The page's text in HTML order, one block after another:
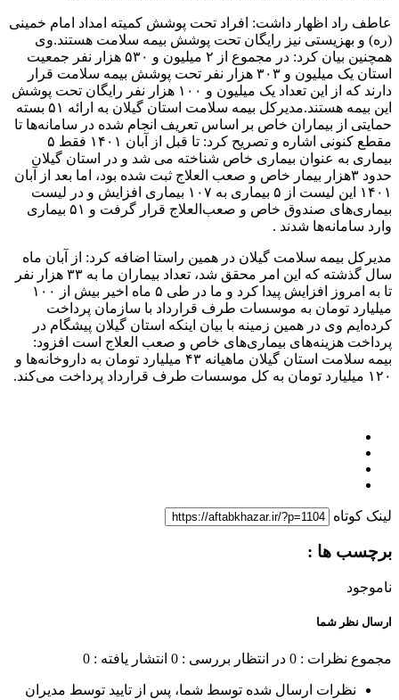
عاطف راد اظهار داشت: افراد تحت پوشش کمیته امداد امام خمینی
(ره) و بهزیستی نیز رایگان تحت پوشش بیمه سلامت هستند.وی
همچنین بیان کرد: در مجموع از ۲ میلیون و ۵۳۰ هزار نفر جمعیت
استان یک میلیون و ۳۰۳ هزار نفر تحت پوشش بیمه سلامت قرار
دارند که از این تعداد یک میلیون و ۱۰۰ هزار نفر رایگان تحت پوشش
این بیمه هستند.مدیرکل بیمه سلامت استان گیلان به ارائه ۵۱ بسته
حمایتی از بیماران خاص بر اساس تعریف انجام شده در سامانه‌ها تا
مقطع کنونی اشاره و تصریح کرد: تا قبل از آبان ۱۴۰۱ فقط ۵
بیماری به عنوان بیماری خاص شناخته می شد و در استان گیلان
حدود ۳هزار بیمار خاص و صعب العلاج ثبت شده بود، اما بعد از آبان
۱۴۰۱ این لیست از ۵ بیماری به ۱۰۷ بیماری افزایش و در لیست
بیماری‌های صندوق خاص و صعب‌العلاج قرار گرفت و ۵۱ بیماری
وارد سامانه‌ها شدند .
مدیرکل بیمه سلامت گیلان در همین راستا اضافه کرد: از آبان ماه
سال گذشته که این امر محقق شد، تعداد بیماران ما به ۳۳ هزار نفر
تا به امروز افزایش پیدا کرد و ما در طی ۵ ماه اخیر بیش از ۱۰۰
میلیارد تومان به موسسات طرف قرارداد با سازمان پرداخت
کرده‌ایم وی در همین زمینه با بیان اینکه استان گیلان پیشگام در
پرداخت هزینه‌های بیماری‌های خاص و صعب العلاج است افزود:
بیمه سلامت استان گیلان ماهیانه ۴۳ میلیارد تومان به داروخانه‌ها و
۱۲۰ میلیارد تومان به کل موسسات طرف قرارداد پرداخت می‌کند.
لینک کوتاه
برچسب ها :
ناموجود
ارسال نظر شما
مجموع نظرات : 0 در انتظار بررسی : 0 انتشار یافته : 0
نظرات ارسال شده توسط شما، پس از تایید توسط مدیران